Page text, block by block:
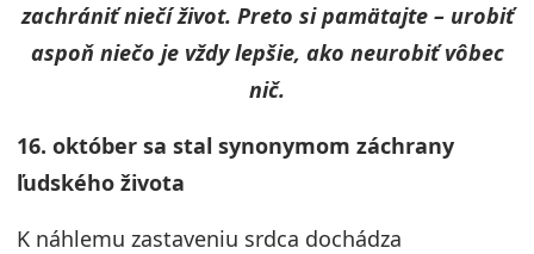
zachrániť niečí život. Preto si pamätajte – urobiť
aspoň niečo je vždy lepšie, ako neurobiť vôbec
nič.
16. október sa stal synonymom záchrany
ľudského života
K náhlemu zastaveniu srdca dochádza